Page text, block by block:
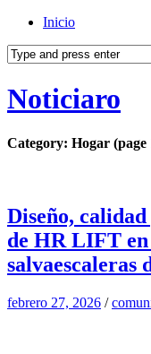
Inicio
Noticiaro
Category: Hogar (page
Diseño,
de HR LIFT en
salvaescaleras
febrero 27, 2026 /